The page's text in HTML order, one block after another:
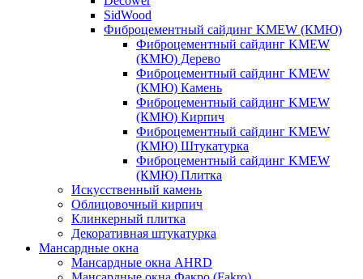
SidWood
Фиброцементный сайдинг KMEW (КМЮ)
Фиброцементный сайдинг KMEW
(КМЮ) Дерево
Фиброцементный сайдинг KMEW
(КМЮ) Камень
Фиброцементный сайдинг KMEW
(КМЮ) Кирпич
Фиброцементный сайдинг KMEW
(КМЮ) Штукатурка
Фиброцементный сайдинг KMEW
(КМЮ) Плитка
Искусственный камень
Облицовочный кирпич
Клинкерный плитка
Декоративная штукатурка
Мансардные окна
Мансардные окна AHRD